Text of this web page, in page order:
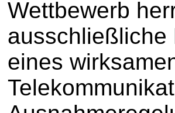
Wettbewerb
ausschließliche
eines